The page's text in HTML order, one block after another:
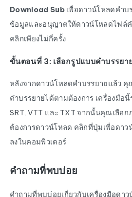
Download Subเพื่อดาวน์โหลดคำบ
ข้อมูลและอนุญาตให้ดาวน์โหลดไฟล์ค
คลิกเพียงไม่กี่ครั้ง
ขั้นตอนที่ 3: เลือกรูปแบบคำบรรยา
หลังจากดาวน์โหลดคำบรรยายแล้ว
คำบรรยายได้ตามต้องการ เครื่องมือ
SRT, VTT และ TXT จากนั้นคุณเลือ
ต้องการดาวน์โหลด คลิกที่ปุ่มเพื่อดา
ลงในคอมพิวเตอร์
คำถามที่พบบ่อย
คำถามที่พบบ่อยเกี่ยวกับเครื่องมือดา